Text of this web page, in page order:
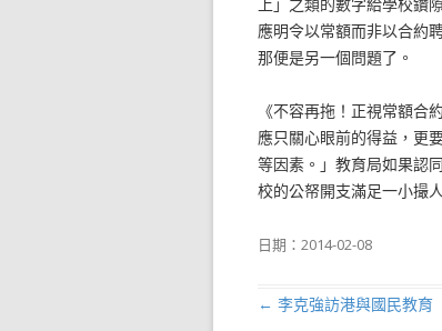
應明令以常額而非以合約
那便是另一個問題了。
《不容再拖！正視常額合
應只關心眼前的得益，更
等因素。」教育局如果認
校的公帑開支滿足一小撮
日期： 2014-02-08
← 李克強訪港與國民教育